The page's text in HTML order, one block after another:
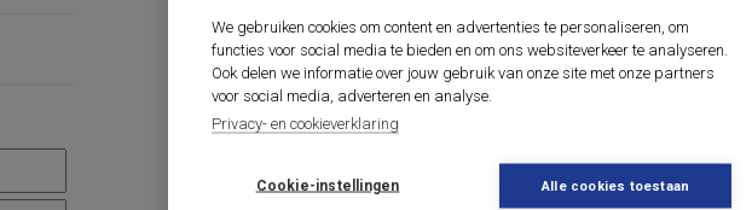
We gebruiken cookies om content en advertenties te personaliseren, om
functies voor social media te bieden en om ons websiteverkeer te analyseren.
Ook delen we informatie over jouw gebruik van onze site met onze partners
voor social media, adverteren en analyse.
Privacy- en cookieverklaring
Cookie-instellingen Alle cookies toestaan